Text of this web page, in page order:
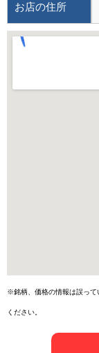
お店の住所
※銘柄、価格の情報は誤って
ください。